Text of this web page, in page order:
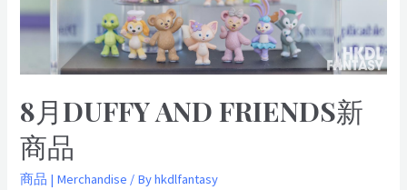
8月DUFFY AND FRIENDS新
商品
商品 | Merchandise / Byhkdlfantasy